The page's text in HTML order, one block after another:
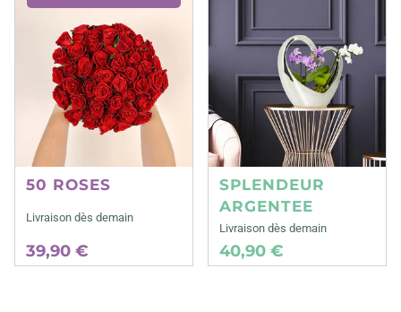
50 ROSES
Livraison dès demain
39,90 €
SPLENDEUR
ARGENTEE
Livraison dès demain
40,90 €